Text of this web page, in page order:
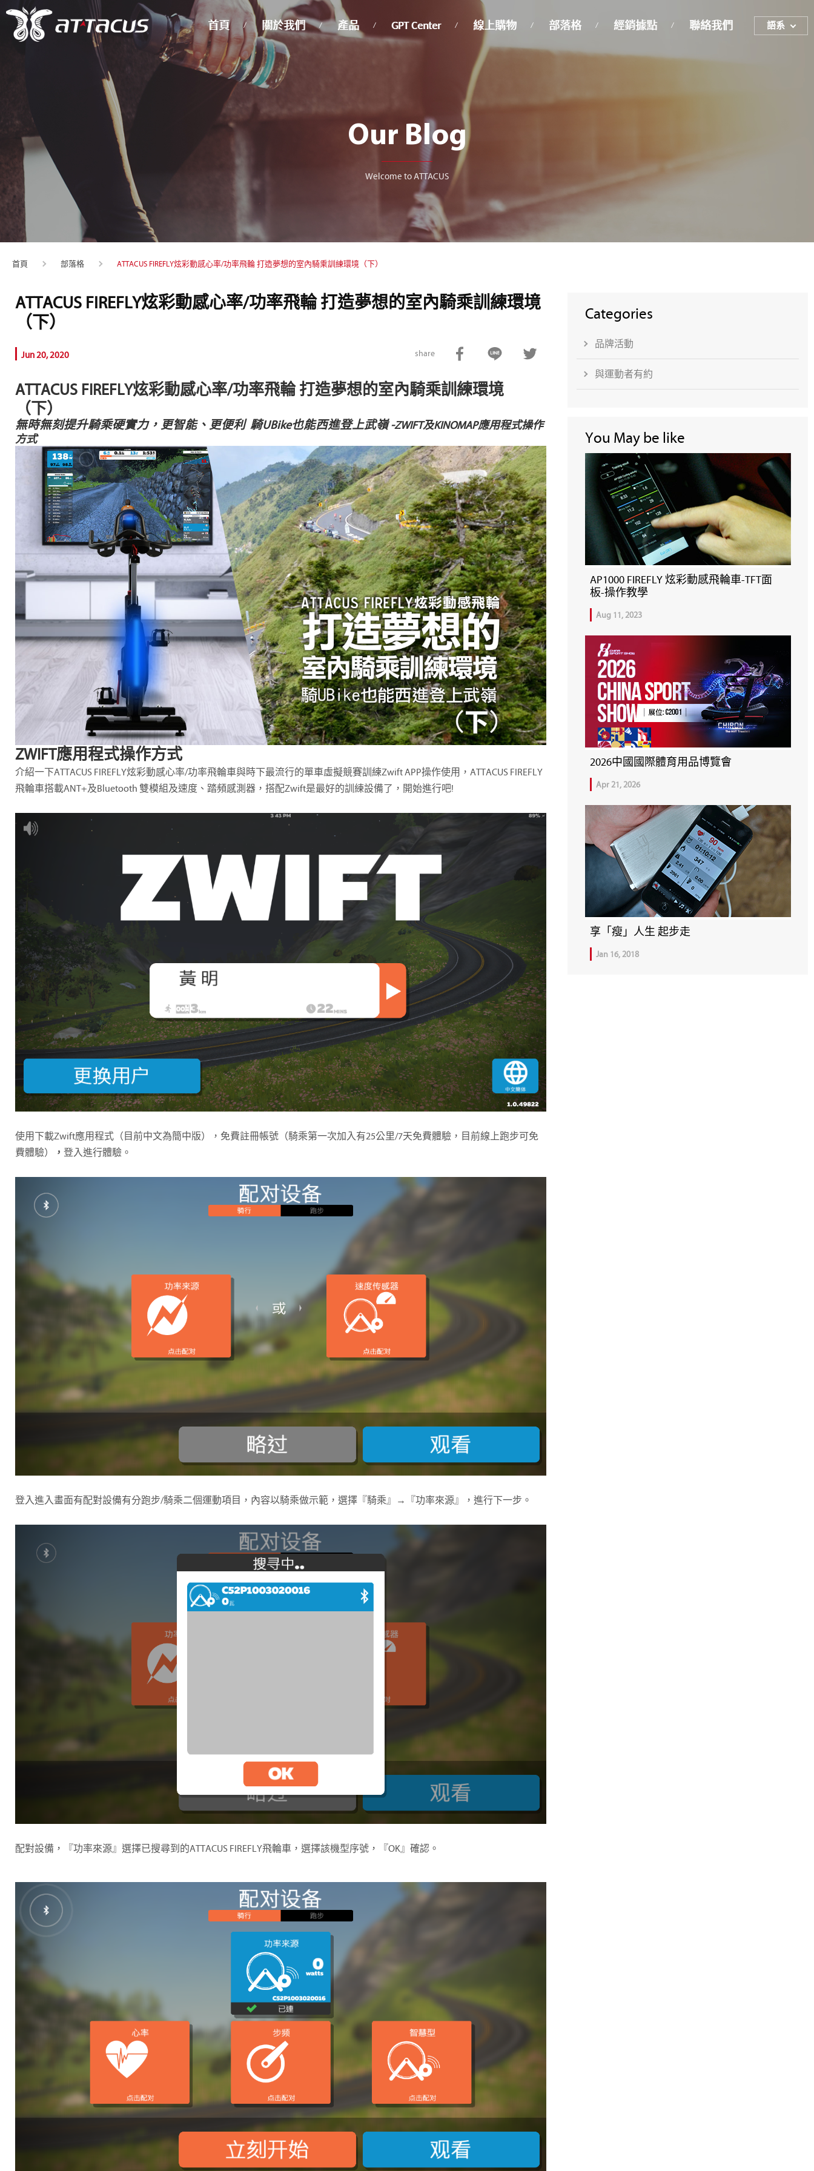
首頁 關於我們 產品 GPT Center 線上購物 部落格 經銷據點 聯絡我們 語系
Our Blog
Welcome to ATTACUS
首頁 部落格 ATTACUS FIREFLY炫彩動感心率/功率飛輪 打造夢想的室內騎乘訓練環境（下）
ATTACUS FIREFLY炫彩動感心率/功率飛輪 打造夢想的室內騎乘訓練環境
（下）
Jun 20, 2020 share
ATTACUS FIREFLY炫彩動感心率/功率飛輪 打造夢想的室內騎乘訓練環境
（下）
無時無刻提升騎乘硬實力，更智能、更便利 騎UBike也能西進登上武嶺 -ZWIFT及KINOMAP應用程式操作
方式
ZWIFT應用程式操作方式
介紹一下ATTACUS FIREFLY炫彩動感心率/功率飛輪車與時下最流行的單車虛擬競賽訓練Zwift APP操作使用，ATTACUS FIREFLY
飛輪車搭載ANT+及Bluetooth 雙模組及速度、踏頻感測器，搭配Zwift是最好的訓練設備了，開始進行吧!
使用下載Zwift應用程式（目前中文為簡中版），免費註冊帳號（騎乘第一次加入有25公里/7天免費體驗，目前線上跑步可免
費體驗）
， 登入進行體驗。
登入進入畫面有配對設備有分跑步/騎乘二個運動項目，內容以騎乘做示範，選擇『騎乘』→『功率來源』，進行下一步。
配對設備，『功率來源』選擇已搜尋到的ATTACUS FIREFLY飛輪車，選擇該機型序號，『OK』確認。
Categories
品牌活動
與運動者有約
You May be like
AP1000 FIREFLY 炫彩動感飛輪車-TFT面
板-操作教學
Aug 11, 2023
2026中國國際體育用品博覽會
Apr 21, 2026
享「瘦」人生 起步走
Jan 16, 2018